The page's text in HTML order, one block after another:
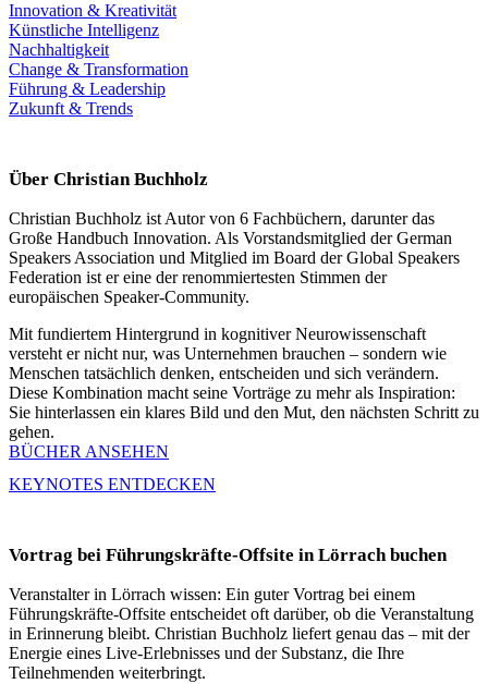
Innovation & Kreativität
Künstliche Intelligenz
Nachhaltigkeit
Change & Transformation
Führung & Leadership
Zukunft & Trends
Über Christian Buchholz
Christian Buchholz ist Autor von 6 Fachbüchern, darunter das
Große Handbuch Innovation. Als Vorstandsmitglied der German
Speakers Association und Mitglied im Board der Global Speakers
Federation ist er eine der renommiertesten Stimmen der
europäischen Speaker-Community.
Mit fundiertem Hintergrund in kognitiver Neurowissenschaft
versteht er nicht nur, was Unternehmen brauchen – sondern wie
Menschen tatsächlich denken, entscheiden und sich verändern.
Diese Kombination macht seine Vorträge zu mehr als Inspiration:
Sie hinterlassen ein klares Bild und den Mut, den nächsten Schritt zu
gehen.
BÜCHER ANSEHEN
KEYNOTES ENTDECKEN
Vortrag bei Führungskräfte-Offsite in Lörrach buchen
Veranstalter in Lörrach wissen: Ein guter Vortrag bei einem
Führungskräfte-Offsite entscheidet oft darüber, ob die Veranstaltung
in Erinnerung bleibt. Christian Buchholz liefert genau das – mit der
Energie eines Live-Erlebnisses und der Substanz, die Ihre
Teilnehmenden weiterbringt.